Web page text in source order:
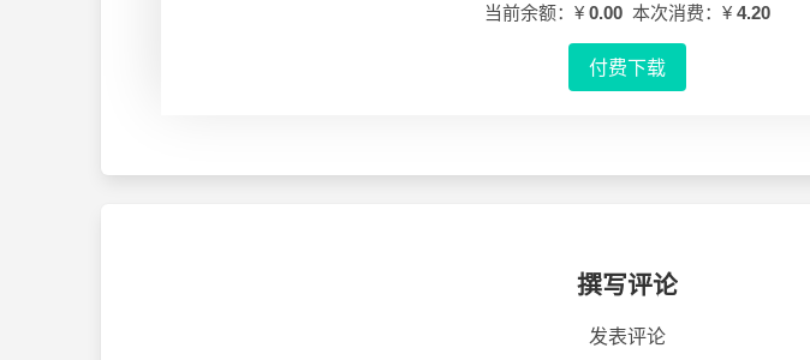
当前余额：¥ 0.00 本次消费：¥ 4.20
付费下载
撰写评论
发表评论